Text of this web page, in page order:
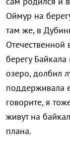
Оймур на
там же, в
берегу
озеро, долбил
поддерживала
говорите, я
живут на
плана.